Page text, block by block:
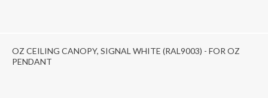
OZ CEILING CANOPY, SIGNAL WHITE (RAL9003) - FOR OZ
PENDANT